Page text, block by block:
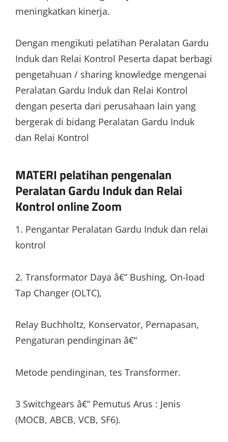
meningkatkan kinerja.
Dengan mengikuti pelatihan Peralatan Gardu
Induk dan Relai Kontrol Peserta dapat berbagi
pengetahuan / sharing knowledge mengenai
Peralatan Gardu Induk dan Relai Kontrol
dengan peserta dari perusahaan lain yang
bergerak di bidang Peralatan Gardu Induk
dan Relai Kontrol
MATERI pelatihan pengenalan
Peralatan Gardu Induk dan Relai
Kontrol online Zoom
1. Pengantar Peralatan Gardu Induk dan relai
kontrol
2. Transformator Daya â€“ Bushing, On-load
Tap Changer (OLTC),
Relay Buchholtz, Konservator, Pernapasan,
Pengaturan pendinginan â€“
Metode pendinginan, tes Transformer.
3 Switchgears â€“ Pemutus Arus : Jenis
(MOCB, ABCB, VCB, SF6).